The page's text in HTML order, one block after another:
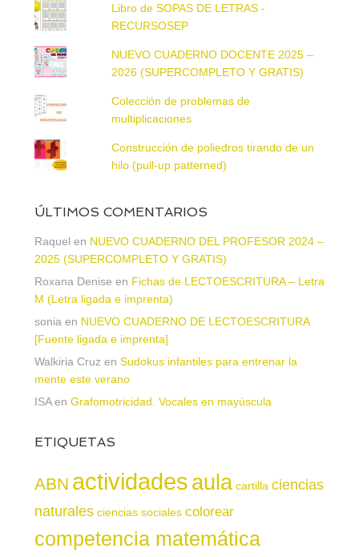
Libro de SOPAS DE LETRAS -
RECURSOSEP
NUEVO CUADERNO DOCENTE 2025 –
2026 (SUPERCOMPLETO Y GRATIS)
Colección de problemas de
multiplicaciones
Construcción de poliedros tirando de un
hilo (pull-up patterned)
ÚLTIMOS COMENTARIOS
Raquel en NUEVO CUADERNO DEL PROFESOR 2024 –
2025 (SUPERCOMPLETO Y GRATIS)
Roxana Denise en Fichas de LECTOESCRITURA – Letra
M (Letra ligada e imprenta)
sonia en NUEVO CUADERNO DE LECTOESCRITURA
[Fuente ligada e imprenta]
Walkiria Cruz en Sudokus infantiles para entrenar la
mente este verano
ISAen Grafomotricidad. Vocales en mayúscula
ETIQUETAS
ABN actividadesaula cartilla ciencias
naturales ciencias sociales colorear
competencia matemática